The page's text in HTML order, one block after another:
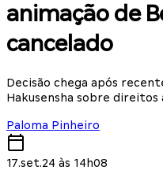
animação de
cancelado
Decisão chega após
Hakusensha sobre direitos
Paloma Pinheiro
17.set.24 às 14h08